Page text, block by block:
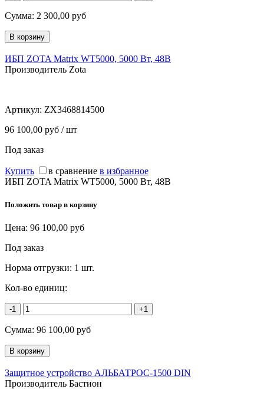
Сумма: 2 300,00 руб
ИБП ZOTA Matrix WT5000, 5000 Вт, 48В
Производитель Zota
Артикул: ZX3468814500
96 100,00 руб / шт
Под заказ
Купить в сравнение в избранное
ИБП ZOTA Matrix WT5000, 5000 Вт, 48В
Положить товар в корзину
Цена: 96 100,00 руб
Под заказ
Норма отгрузки: 1 шт.
Кол-во единиц:
-1 +1
Сумма: 96 100,00 руб
Защитное устройство АЛЬБАТРОС-1500 DIN
Производитель Бастион